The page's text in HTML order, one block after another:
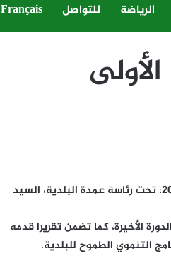
الرياضة للتواصل Français
التأم المجلس البلدي لتفرغ زينه في دورته الأولى العادية لسنة 2023، الجمعة 20 يناير 2023، تحت رئاسة عمدة البلدية، السيد
الأخيرة، كما تضمن تقريرا قدمه
التنموي الطموح للبلدية.